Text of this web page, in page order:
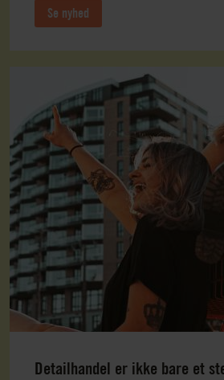
Se nyhed
Detailhandel er ikke bare et